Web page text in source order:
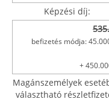
Képzési díj:
befizetés módja:
+
Magánszemélyek
választható